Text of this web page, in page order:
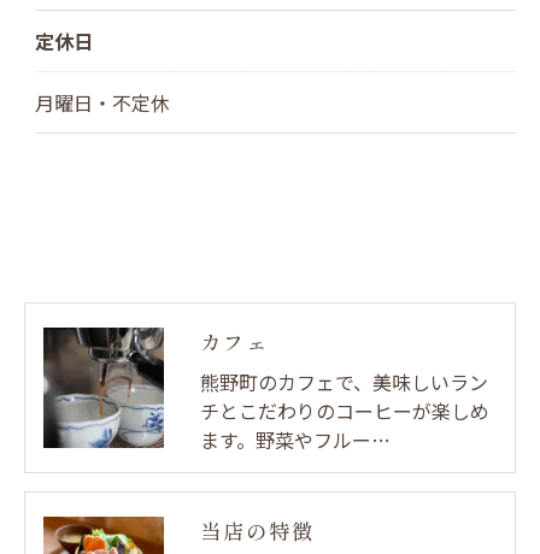
定休日
月曜日・不定休
カフェ
熊野町のカフェで、美味しいラン
チとこだわりのコーヒーが楽しめ
ます。野菜やフルー…
当店の特徴